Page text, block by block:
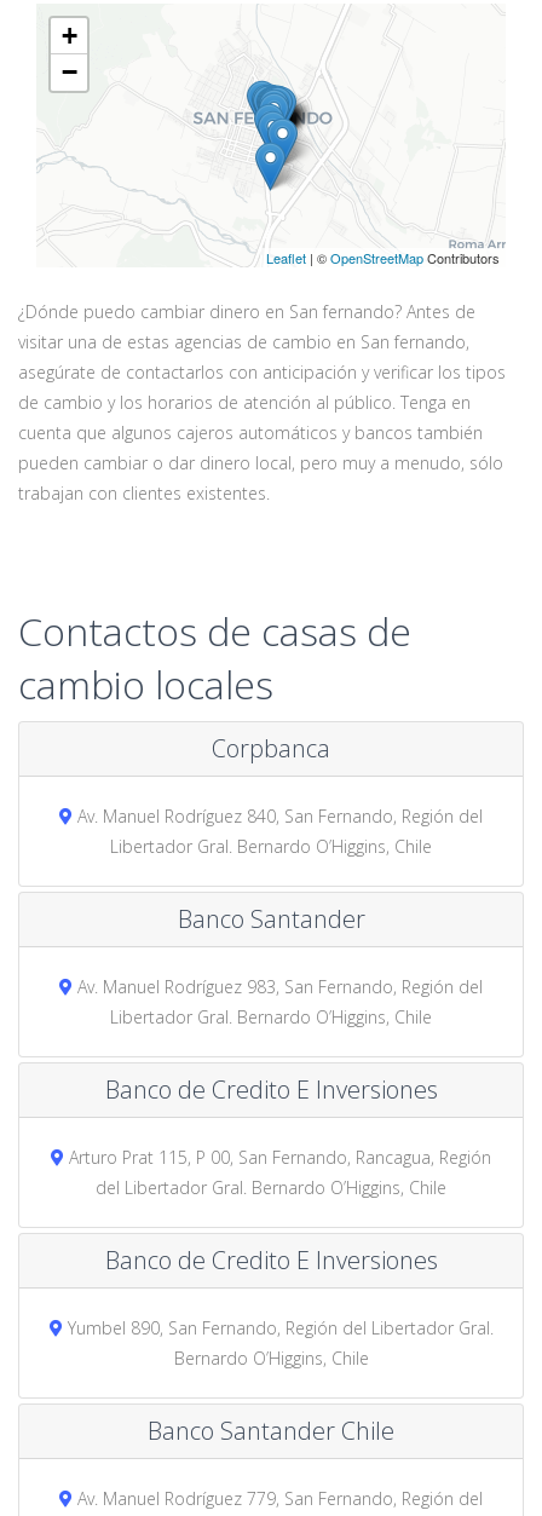
+
−
Leaflet | ©OpenStreetMapContributors
¿Dónde puedo cambiar dinero en San fernando? Antes de
visitar una de estas agencias de cambio en San fernando,
asegúrate de contactarlos con anticipación y verificar los tipos
de cambio y los horarios de atención al público. Tenga en
cuenta que algunos cajeros automáticos y bancos también
pueden cambiar o dar dinero local, pero muy a menudo, sólo
trabajan con clientes existentes.
Contactos de casas de
cambio locales
Corpbanca
Av. Manuel Rodríguez 840, San Fernando, Región del
Libertador Gral. Bernardo O’Higgins, Chile
Banco Santander
Av. Manuel Rodríguez 983, San Fernando, Región del
Libertador Gral. Bernardo O’Higgins, Chile
Banco de Credito E Inversiones
Arturo Prat 115, P 00, San Fernando, Rancagua, Región
del Libertador Gral. Bernardo O’Higgins, Chile
Banco de Credito E Inversiones
Yumbel 890, San Fernando, Región del Libertador Gral.
Bernardo O’Higgins, Chile
Banco Santander Chile
Av. Manuel Rodríguez 779, San Fernando, Región del